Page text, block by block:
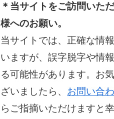
＊当サイトをご訪問いた
様へのお願い。
当サイトでは、正確な情
いますが、誤字脱字や情
る可能性があります。お
ざいましたら、 お問い合
らご指摘いただけますと幸